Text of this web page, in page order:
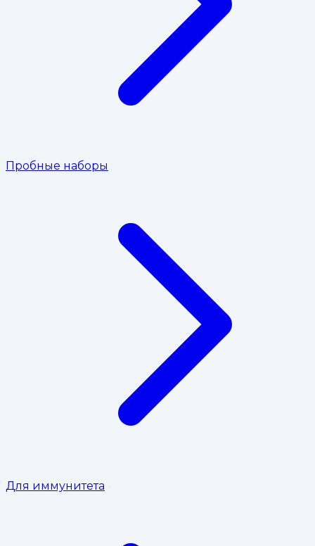
Пробные наборы
Для иммунитета